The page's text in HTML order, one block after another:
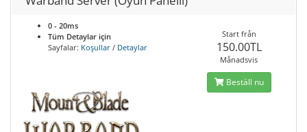
0 - 20ms
Tüm Detaylar için
Sayfalar: Koşullar / Detaylar
Start från
150.00TL
Månadsvis
Beställ nu